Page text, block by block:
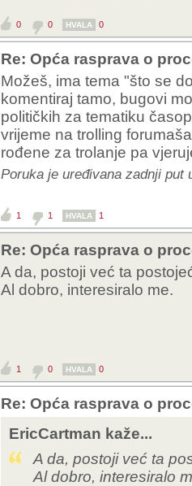
0 0 HVALA 0
Re: Opća rasprava o
Možeš, ima tema "što se
komentiraj tamo, bugovi
političkih za tematiku
vrijeme na trolling
rođene za trolanje pa
Poruka je uređivana zadnji put
1 1 HVALA 1
Re: Opća rasprava o
A da, postoji već ta
Al dobro, interesiralo me.
1 0 HVALA 0
Re: Opća rasprava o
EricCartman kaže...
A da, postoji već ta
Al dobro, interesiralo